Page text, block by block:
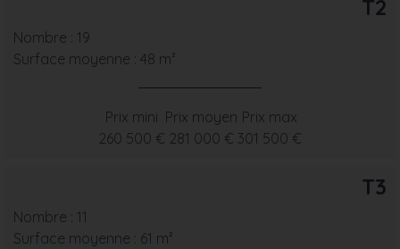
T2
Nombre : 19
Surface moyenne : 48 m²
Prix mini
260 500 €
Prix moyen
281 000 €
Prix max
301 500 €
T3
Nombre : 11
Surface moyenne : 61 m²